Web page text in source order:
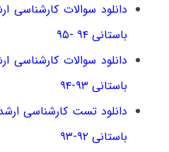
دانلود سوالات
باستانی ۹۴ -۹۵
دانلود سوالات
باستانی ۹۳-۹۴
دانلود تست کارشناسی
باستانی ۹۲-۹۳